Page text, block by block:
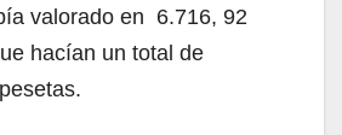
valorado en 6.716, 92
hacían un total de